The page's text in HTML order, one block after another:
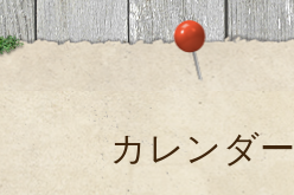
カレンダー